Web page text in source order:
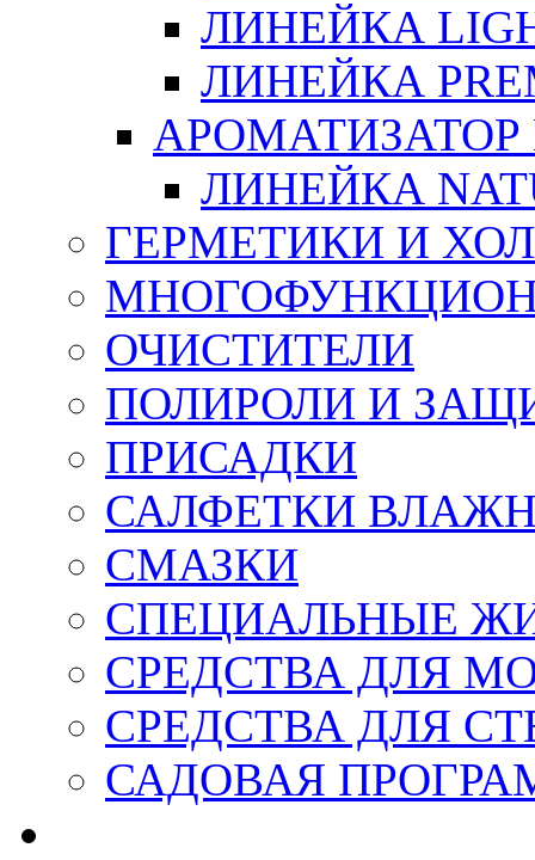
ЛИНЕЙКА
ЛИНЕЙКА
ЛИНЕЙКА
ГЕРМЕТИКИ И
ОЧИСТИТЕЛИ
ПОЛИРОЛИ И
ПРИСАДКИ
САЛФЕТКИ
СМАЗКИ
СПЕЦИАЛЬНЫЕ
СРЕДСТВА ДЛЯ
СРЕДСТВА ДЛЯ
САДОВАЯ